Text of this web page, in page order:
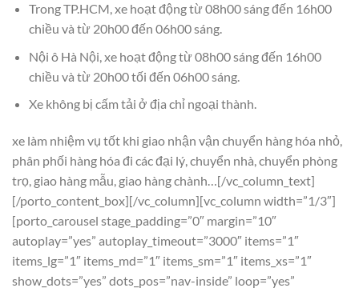
Trong TP.HCM, xe hoạt động từ 08h00 sáng đến 16h00
chiều và từ 20h00 đến 06h00 sáng.
Nội ô Hà Nội, xe hoạt động từ 08h00 sáng đến 16h00
chiều và từ 20h00 tối đến 06h00 sáng.
Xe không bị cấm tải ở địa chỉ ngoại thành.
xe làm nhiệm vụ tốt khi giao nhận vận chuyển hàng hóa nhỏ,
phân phối hàng hóa đi các đại lý, chuyển nhà, chuyển phòng
trọ, giao hàng mẫu, giao hàng chành…[/vc_column_text]
[/porto_content_box][/vc_column][vc_column width=”1/3″]
[porto_carousel stage_padding=”0″ margin=”10″
autoplay=”yes” autoplay_timeout=”3000″ items=”1″
items_lg=”1″ items_md=”1″ items_sm=”1″ items_xs=”1″
show_dots=”yes” dots_pos=”nav-inside” loop=”yes”